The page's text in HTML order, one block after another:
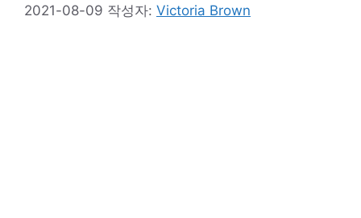
2021-08-09 작성자: Victoria Brown